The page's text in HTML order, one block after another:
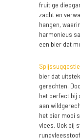
fruitige
zacht en
hangen,
harmonieus
een bier dat
Spijssuggestie
bier dat
gerechten.
het perfect bij
aan
het bier mooi
vlees. Ook bij